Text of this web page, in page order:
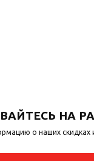
НА
о наших скидках